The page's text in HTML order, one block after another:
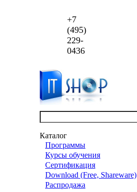
+7
(495)
229-
0436
Каталог
Программы
Курсы обучения
Сертификация
Download (Free, Shareware)
Распродажа